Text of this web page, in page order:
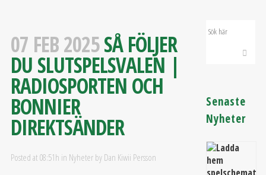
07 FEB 2025SÅ FÖLJER
DU SLUTSPELSVALEN |
RADIOSPORTEN OCH
BONNIER
DIREKTSÄNDER
Posted at 08:51h in Nyheter by Dan Kiwii Persson
Senaste
Nyheter